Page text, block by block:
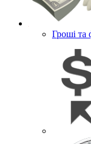
Гроші та